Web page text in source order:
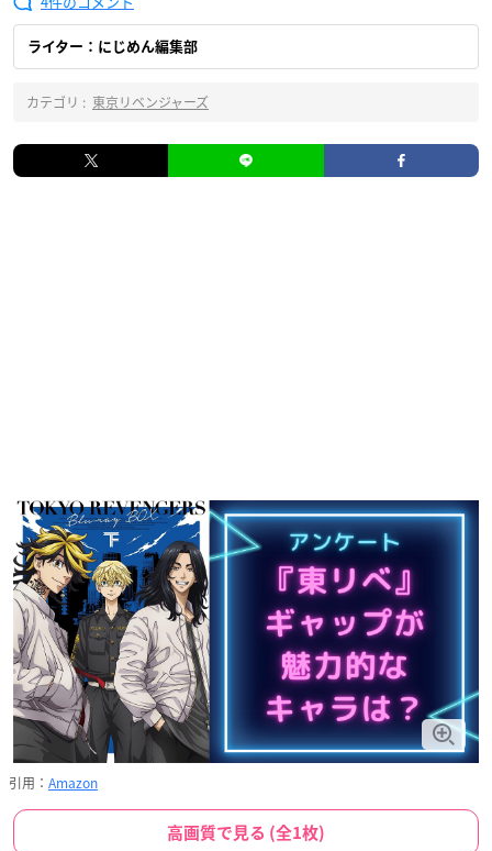
ライター：にじめん編集部
カテゴリ : 東京リベンジャーズ
引用： Amazon
高画質で見る (全1枚)